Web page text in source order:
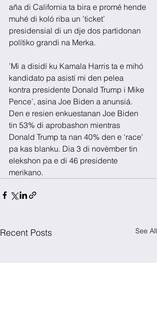
aña di California ta bira e promé hende
muhé di koló riba un ’ticket’
presidensial di un dje dos partidonan
polítiko grandi na Merka.
’Mi a disidí ku Kamala Harris ta e mihó
kandidato pa asistí mi den pelea
kontra presidente Donald Trump i Mike
Pence’, asina Joe Biden a anunsiá.
Den e resien enkuestanan Joe Biden
tin 53% di aprobashon mientras
Donald Trump ta nan 40% den e ‘race’
pa kas blanku. Dia 3 di novèmber tin
elekshon pa e di 46 presidente
merikano.
Recent Posts See All